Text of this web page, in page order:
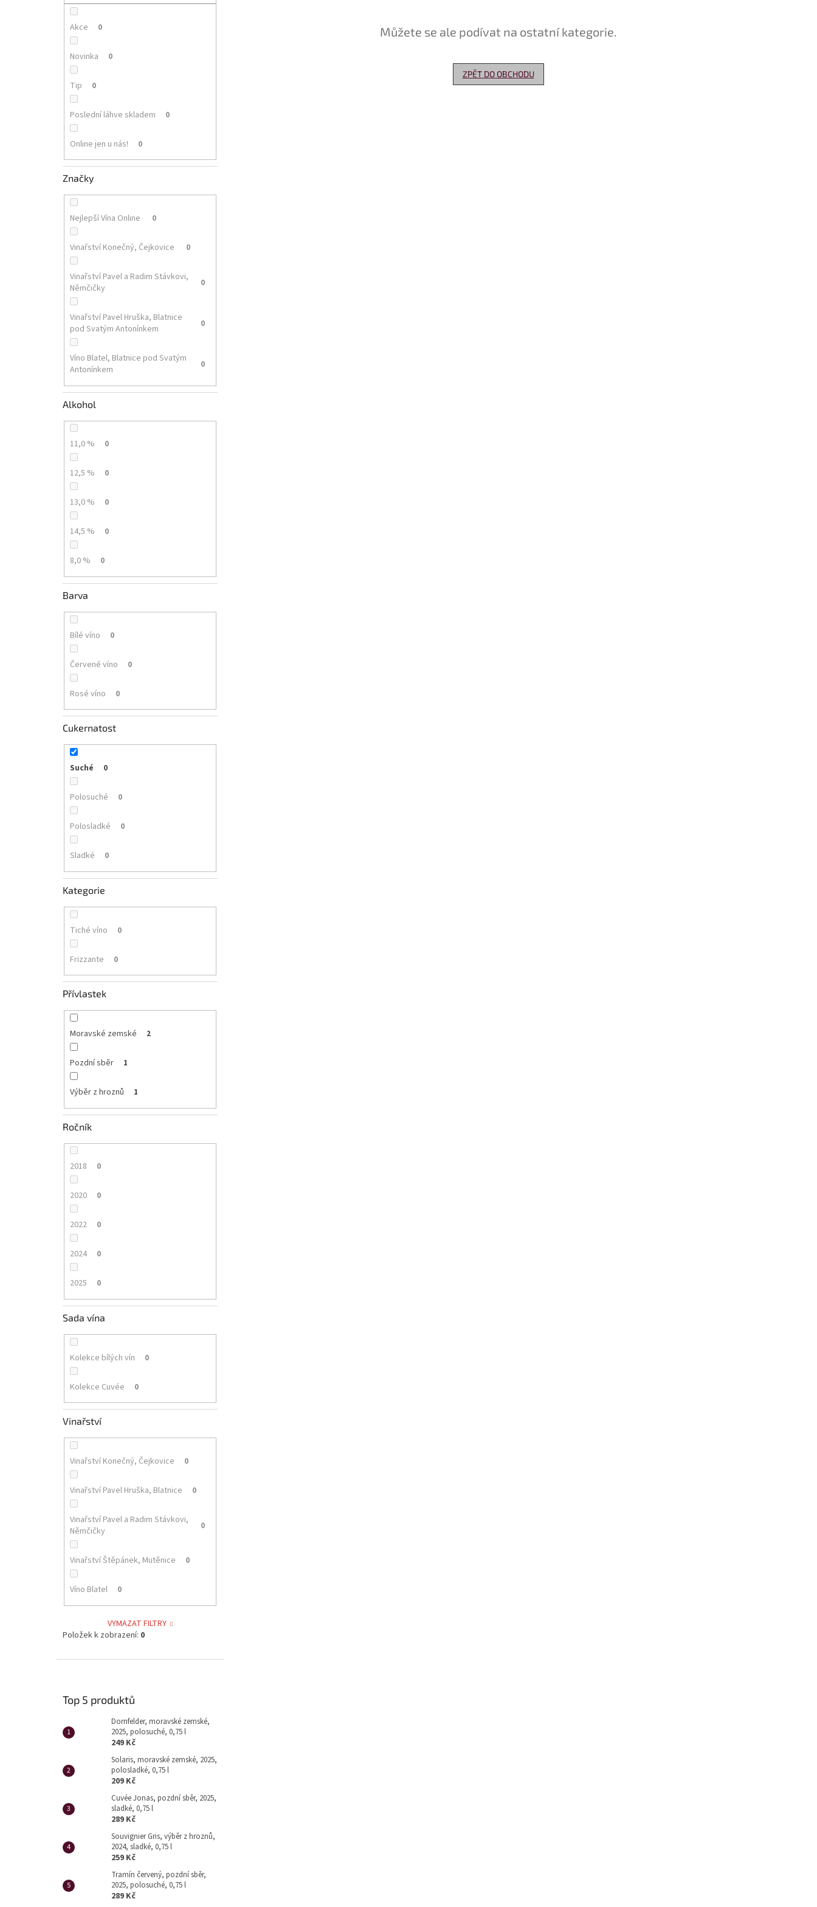
Akce 0
Novinka 0
Tip 0
Poslední láhve skladem 0
Online jen u nás! 0
Značky
Nejlepší Vína Online 0
Vinařství Konečný, Čejkovice 0
Vinařství Pavel a Radim Stávkovi,
Němčičky
0
Vinařství Pavel Hruška, Blatnice
pod Svatým Antonínkem
0
Víno Blatel, Blatnice pod Svatým
Antonínkem
0
Alkohol
11,0 % 0
12,5 % 0
13,0 % 0
14,5 % 0
8,0 % 0
Barva
Bílé víno 0
Červené víno 0
Rosé víno 0
Cukernatost
Suché 0
Polosuché 0
Polosladké 0
Sladké 0
Kategorie
Tiché víno 0
Frizzante 0
Přívlastek
Moravské zemské 2
Pozdní sběr 1
Výběr z hroznů 1
Ročník
2018 0
2020 0
2022 0
2024 0
2025 0
Sada vína
Kolekce bílých vín 0
Kolekce Cuvée 0
Vinařství
Vinařství Konečný, Čejkovice 0
Vinařství Pavel Hruška, Blatnice 0
Vinařství Pavel a Radim Stávkovi,
Němčičky
0
Vinařství Štěpánek, Mutěnice 0
Víno Blatel 0
VYMAZAT FILTRY
Položek k zobrazení: 0
Top 5 produktů
Dornfelder, moravské zemské,
2025, polosuché, 0,75 l
249 Kč
Solaris, moravské zemské, 2025,
polosladké, 0,75 l
209 Kč
Cuvée Jonas, pozdní sběr, 2025,
sladké, 0,75 l
289 Kč
Souvignier Gris, výběr z hroznů,
2024, sladké, 0,75 l
259 Kč
Tramín červený, pozdní sběr,
2025, polosuché, 0,75 l
289 Kč
Můžete se ale podívat na ostatní kategorie.
ZPĚT DO OBCHODU